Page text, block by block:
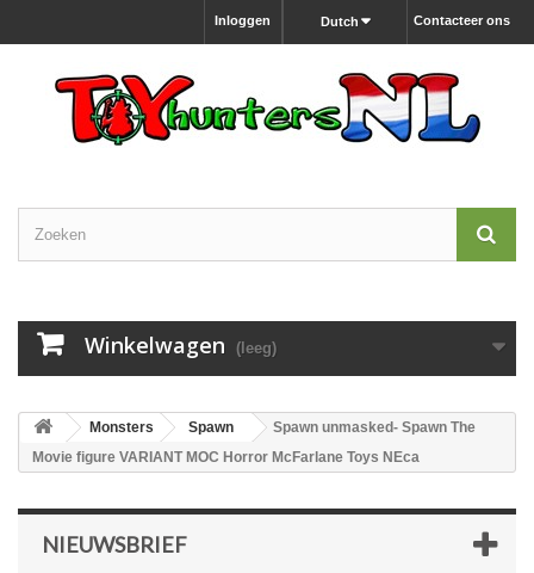
Contacteer ons
Dutch
Inloggen
Winkelwagen (leeg)
Monsters Spawn
Spawn unmasked- Spawn The
Movie figure VARIANT MOC Horror McFarlane Toys NEca
NIEUWSBRIEF